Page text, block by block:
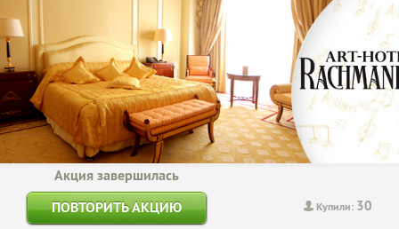
Купили: 30
Акция завершилась
ПОВТОРИТЬ АКЦИЮ